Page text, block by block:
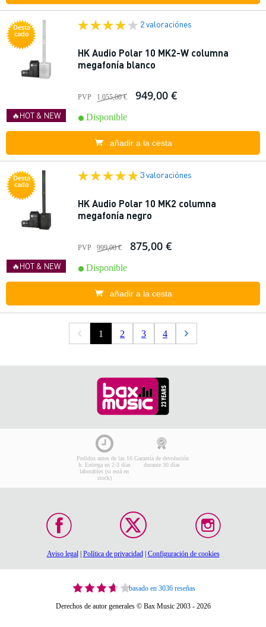
Desta
cado
🔥HOT & NEW
2 valoraciónes
HK Audio Polar 10 MK2-W columna
megafonía blanco
PVP 1.055,00 € 949,00 €
Disponible
añadir a la cesta
Desta
cado
🔥HOT & NEW
3 valoraciónes
HK Audio Polar 10 MK2 columna
megafonía negro
PVP 999,00 € 875,00 €
Disponible
añadir a la cesta
1 2 3 4
Pedidos antes de las 16
h: Entrega en 2-3 días
laborables (si está en
stock)
Garantía de devolución
durante 30 días
Aviso legal| Política de privacidad| Configuración de cookies
basado en 3036 reseñas
Derechos de autor generales © Bax Music 2003 - 2026